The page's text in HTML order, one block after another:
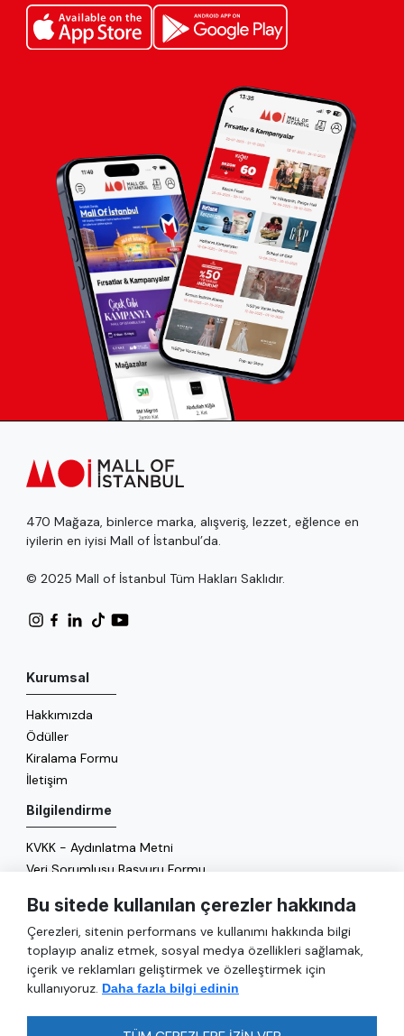
470 Mağaza, binlerce marka, alışveriş, lezzet, eğlence en
iyilerin en iyisi Mall of İstanbul’da.
© 2025 Mall of İstanbul Tüm Hakları Saklıdır.
Kurumsal
Hakkımızda
Ödüller
Kiralama Formu
İletişim
Bilgilendirme
KVKK - Aydınlatma Metni
Veri Sorumlusu Başvuru Formu
Enerji Politikası
Genel
Hizmetler
Bu sitede kullanılan çerezler hakkında
Çerezleri, sitenin performans ve kullanımı hakkında bilgi
toplayıp analiz etmek, sosyal medya özellikleri sağlamak,
içerik ve reklamları geliştirmek ve özelleştirmek için
kullanıyoruz. Daha fazla bilgi edinin